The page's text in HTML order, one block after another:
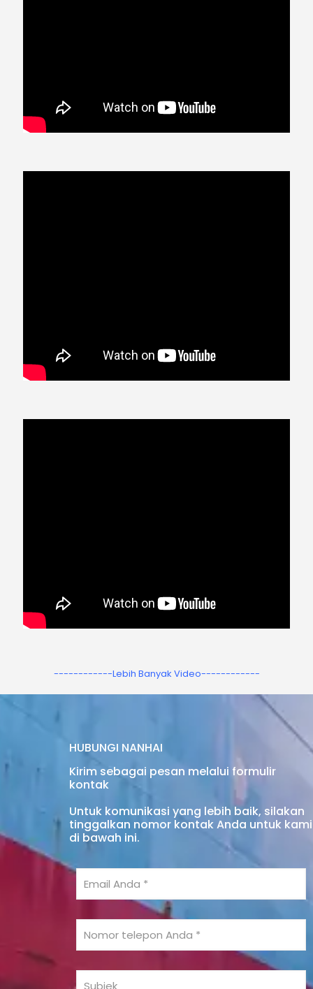
------------Lebih Banyak Video------------
HUBUNGI NANHAI
Kirim sebagai pesan melalui formulir
kontak
Untuk komunikasi yang lebih baik, silakan
tinggalkan nomor kontak Anda untuk kami
di bawah ini.